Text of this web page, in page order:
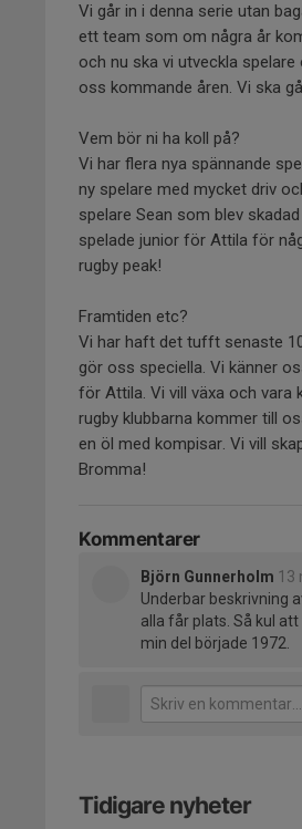
Vi går in i denna serie utan
ett team som om några år
och nu ska vi utveckla
oss kommande åren. Vi ska
Vem bör ni ha koll på?
Vi har flera nya spännande
ny spelare med mycket driv
spelare Sean som blev
spelade junior för Attila för
rugby peak!
Framtiden etc?
Vi har haft det tufft senaste
gör oss speciella. Vi känner
för Attila. Vi vill växa och vara
rugby klubbarna kommer till
en öl med kompisar. Vi vill
Bromma!
Kommentarer
Björn Gunnerholm 13
Underbar beskrivning
alla får plats. Så kul
min del började 1972.
Tidigare nyheter